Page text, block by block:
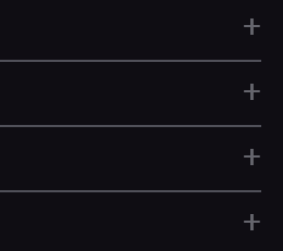
+
+
+
+